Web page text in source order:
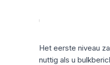
Het eerste niveau
nuttig als u